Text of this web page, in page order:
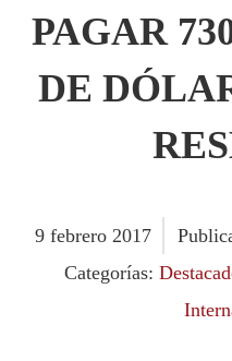
PAGAR
DE
9 febrero 2017
Categorías: